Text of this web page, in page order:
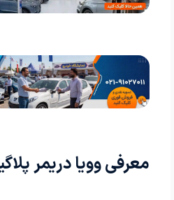
معرفی وویا دریمر پلاگین